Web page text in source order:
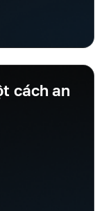
cách an